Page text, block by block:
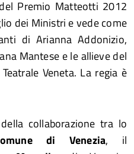
Premio Matteotti 2012
dei Ministri e vede come
di Arianna Addonizio,
Mantese e le allieve del
Veneta. La regia è
collaborazione tra lo
di Venezia, il